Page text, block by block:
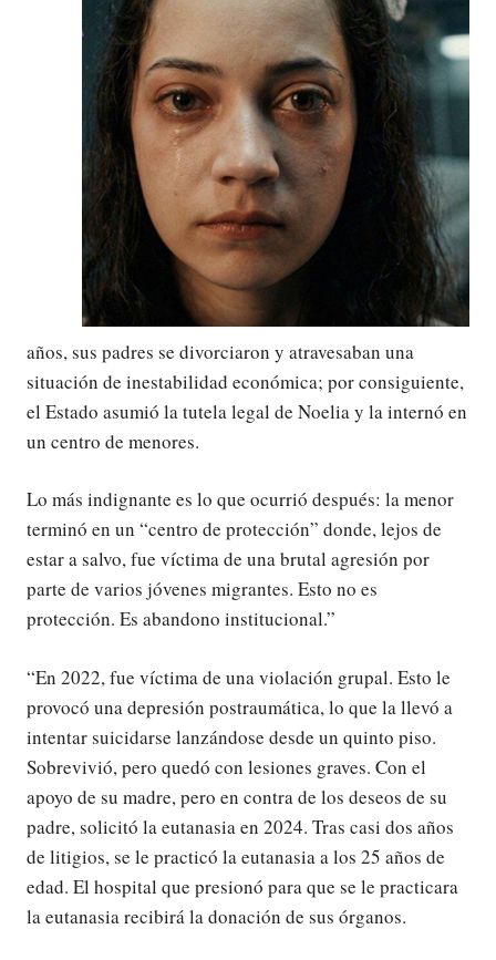
años, sus padres se divorciaron y atravesaban una
situación de inestabilidad económica; por consiguiente,
el Estado asumió la tutela legal de Noelia y la internó en
un centro de menores.
Lo más indignante es lo que ocurrió después: la menor
terminó en un “centro de protección” donde, lejos de
estar a salvo, fue víctima de una brutal agresión por
parte de varios jóvenes migrantes. Esto no es
protección. Es abandono institucional.”
“En 2022, fue víctima de una violación grupal. Esto le
provocó una depresión postraumática, lo que la llevó a
intentar suicidarse lanzándose desde un quinto piso.
Sobrevivió, pero quedó con lesiones graves. Con el
apoyo de su madre, pero en contra de los deseos de su
padre, solicitó la eutanasia en 2024. Tras casi dos años
de litigios, se le practicó la eutanasia a los 25 años de
edad. El hospital que presionó para que se le practicara
la eutanasia recibirá la donación de sus órganos.